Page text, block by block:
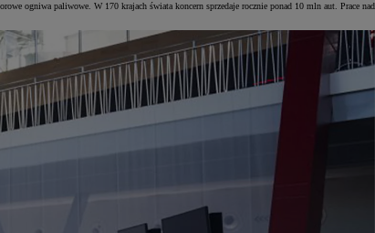
ogniwa paliwowe. W 170 krajach świata koncern sprzedaje rocznie ponad 10 mln aut. Prace nad